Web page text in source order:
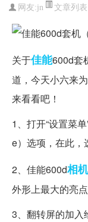
网友:jn 文章列表
关于佳能600d套
道，今天小六来
来看看吧！
1、打开“设置菜
e）选项，在此，
2、佳能600d相机
外形上最大的亮
3、翻转屏的加入